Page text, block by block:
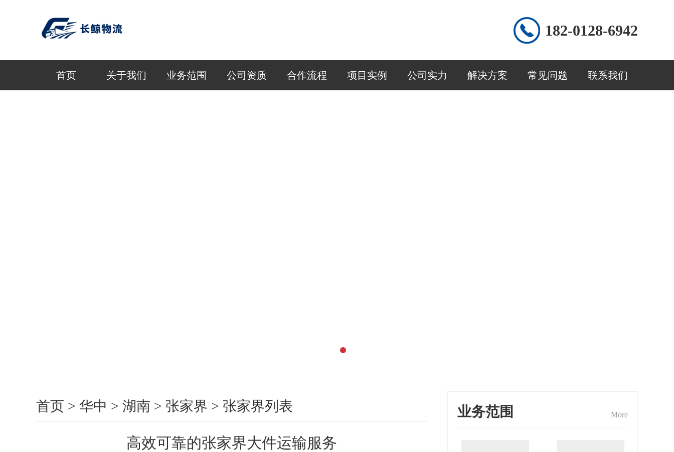
182-0128-6942
首页 关于我们 业务范围 公司资质 合作流程 项目实例 公司实力 解决方案 常见问题 联系我们
首页 > 华中 > 湖南 > 张家界 > 张家界列表
高效可靠的张家界大件运输服务
业务范围 More